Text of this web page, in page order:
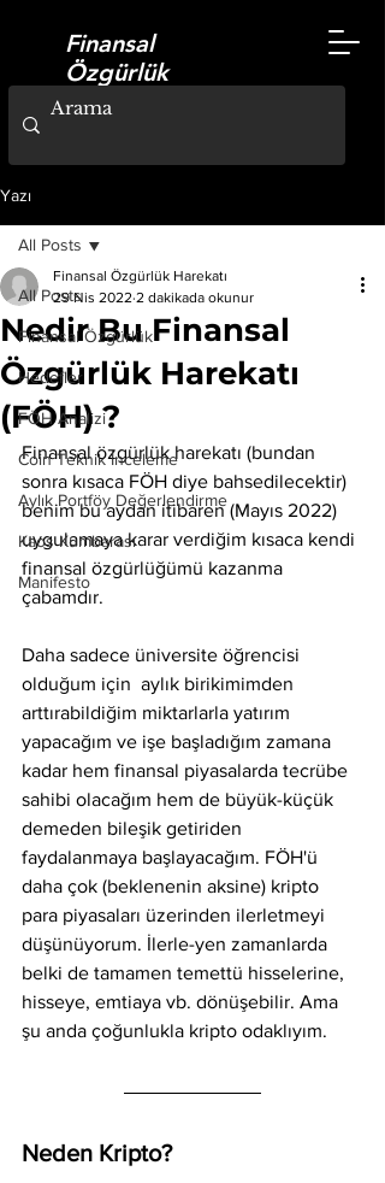
Finansal
Özgürlük
Harekatı
Kripto-Yatırım-Erken Emeklilik
Yazı
All Posts
Finansal Özgürlük
Hedefler
FÖH Analizi
Coin Teknik İnceleme
Aylık Portföy Değerlendirme
Kaos Kumbarası
Manifesto
All Posts
Nedir Bu Finansal
Özgürlük Harekatı
(FÖH) ?
Finansal Özgürlük Harekatı
29 Nis 2022 2 dakikada okunur
Finansal özgürlük harekatı (bundan
sonra kısaca FÖH diye bahsedilecektir)
benim bu aydan itibaren (Mayıs 2022)
uygulamaya karar verdiğim kısaca kendi
finansal özgürlüğümü kazanma
çabamdır.
Daha sadece üniversite öğrencisi
olduğum için  aylık birikimimden
arttırabildiğim miktarlarla yatırım
yapacağım ve işe başladığım zamana
kadar hem finansal piyasalarda tecrübe
sahibi olacağım hem de büyük-küçük
demeden bileşik getiriden
faydalanmaya başlayacağım. FÖH'ü
daha çok (beklenenin aksine) kripto
para piyasaları üzerinden ilerletmeyi
düşünüyorum. İlerle-yen zamanlarda
belki de tamamen temettü hisselerine,
hisseye, emtiaya vb. dönüşebilir. Ama
şu anda çoğunlukla kripto odaklıyım.
Neden Kripto?